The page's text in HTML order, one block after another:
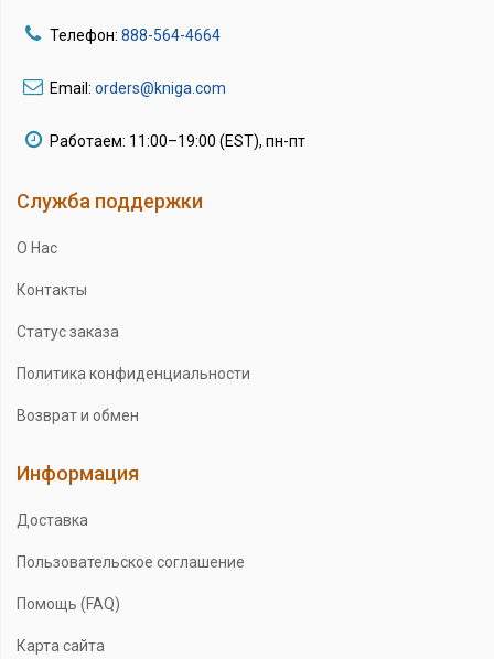
Телефон: 888-564-4664
Email: orders@kniga.com
Работаем: 11:00–19:00 (EST), пн-пт
Служба поддержки
О Нас
Контакты
Статус заказа
Политика конфиденциальности
Возврат и обмен
Информация
Доставка
Пользовательское соглашение
Помощь (FAQ)
Карта сайта